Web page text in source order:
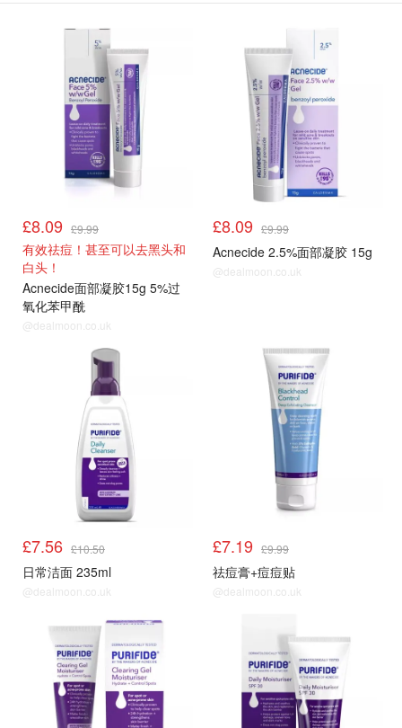
Acnecide祛痘膏
£8.09 £9.99
有效祛痘！甚至可以去黑头和
白头！
Acnecide面部凝胶15g 5%过
氧化苯甲酰
@dealmoon.co.uk
£8.09 £9.99
Acnecide 2.5%面部凝胶 15g
@dealmoon.co.uk
£7.56 £10.50
日常洁面 235ml
@dealmoon.co.uk
£7.19 £9.99
祛痘膏+痘痘贴
@dealmoon.co.uk
顺手买1件